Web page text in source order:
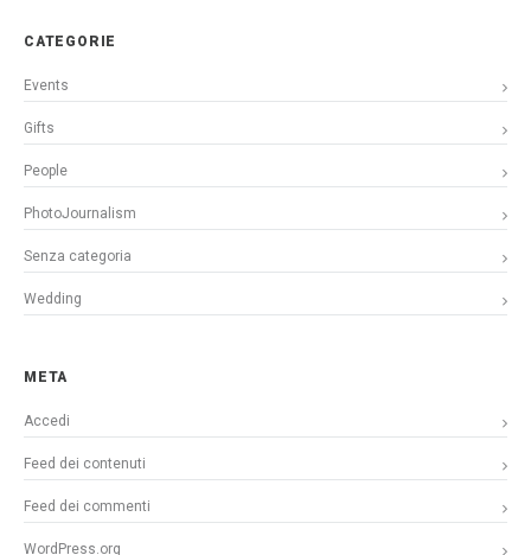
CATEGORIE
Events
Gifts
People
PhotoJournalism
Senza categoria
Wedding
META
Accedi
Feed dei contenuti
Feed dei commenti
WordPress.org